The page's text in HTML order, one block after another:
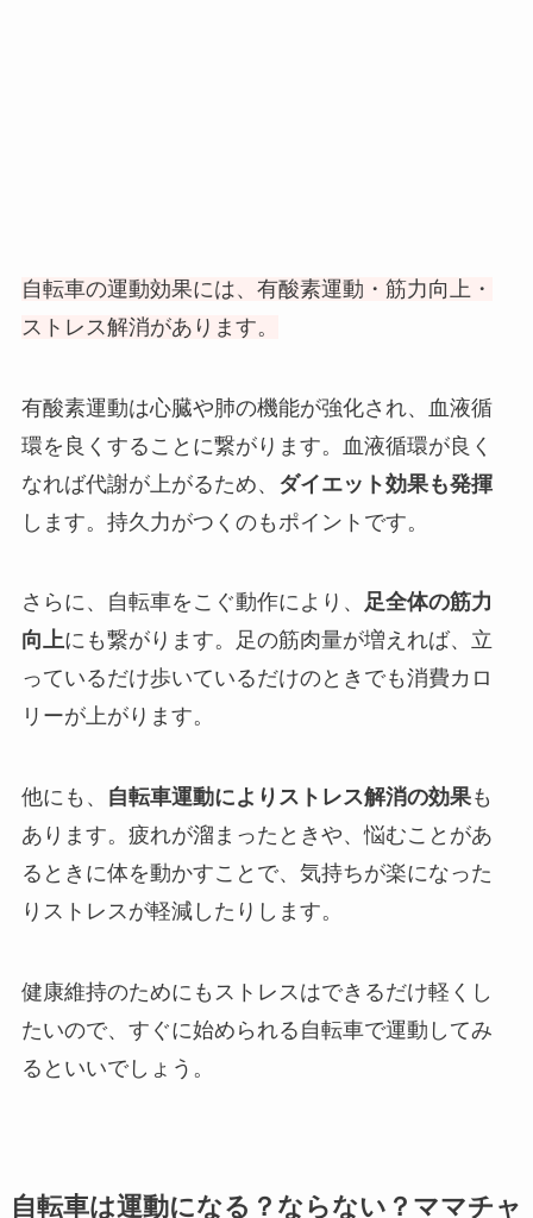
自転車の運動効果には、有酸素運動・筋力向上・
ストレス解消があります。
有酸素運動は心臓や肺の機能が強化され、血液循
環を良くすることに繋がります。血液循環が良く
なれば代謝が上がるため、 ダイエット効果も発揮
します。持久力がつくのもポイントです。
さらに、自転車をこぐ動作により、 足全体の筋力
向上にも繋がります。足の筋肉量が増えれば、立
っているだけ歩いているだけのときでも消費カロ
リーが上がります。
他にも、 自転車運動によりストレス解消の効果も
あります。疲れが溜まったときや、悩むことがあ
るときに体を動かすことで、気持ちが楽になった
りストレスが軽減したりします。
健康維持のためにもストレスはできるだけ軽くし
たいので、すぐに始められる自転車で運動してみ
るといいでしょう。
自転車は運動になる？ならない？ママチャ